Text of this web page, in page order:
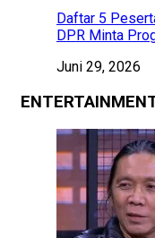
Daftar 5
DPR Minta
Juni 29, 2026